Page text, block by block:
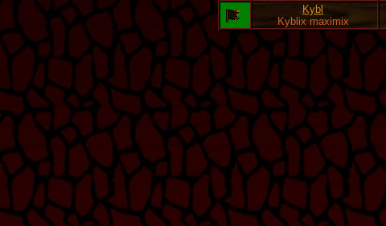
Kybl
Kyblix maximix